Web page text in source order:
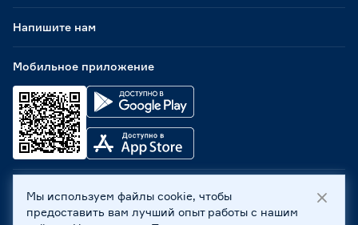
Мобильное приложение
Напишите нам
ООО «Бауцентр Рус» 2004 -2026, 236029, г. Калининград,
ул. А.Невского, 205. ИНН 7702596813, КПП 390601001 ©
Мы используем файлы cookie, чтобы
предоставить вам лучший опыт работы с нашим